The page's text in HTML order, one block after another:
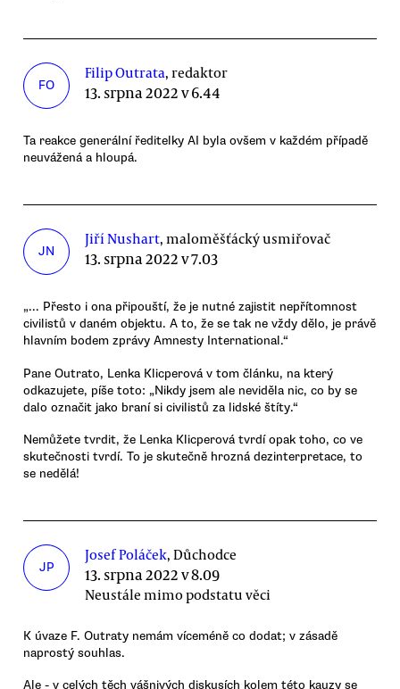
FO
Filip Outrata, redaktor
13. srpna 2022 v 6.44
Ta reakce generální ředitelky AI byla ovšem v každém případě
neuvážená a hloupá.
JN
Jiří Nushart, maloměšťácký usmiřovač
13. srpna 2022 v 7.03
„... Přesto i ona připouští, že je nutné zajistit nepřítomnost
civilistů v daném objektu. A to, že se tak ne vždy dělo, je právě
hlavním bodem zprávy Amnesty International.“
Pane Outrato, Lenka Klicperová v tom článku, na který
odkazujete, píše toto: „Nikdy jsem ale neviděla nic, co by se
dalo označit jako braní si civilistů za lidské štíty.“
Nemůžete tvrdit, že Lenka Klicperová tvrdí opak toho, co ve
skutečnosti tvrdí. To je skutečně hrozná dezinterpretace, to
se nedělá!
JP
Josef Poláček, Důchodce
13. srpna 2022 v 8.09
Neustále mimo podstatu věci
K úvaze F. Outraty nemám víceméně co dodat; v zásadě
naprostý souhlas.
Ale - v celých těch vášnivých diskusích kolem této kauzy se